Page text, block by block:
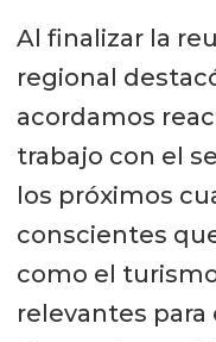
Al finalizar la
regional
acordamos
trabajo con el
los próximos
conscientes
como el
relevantes